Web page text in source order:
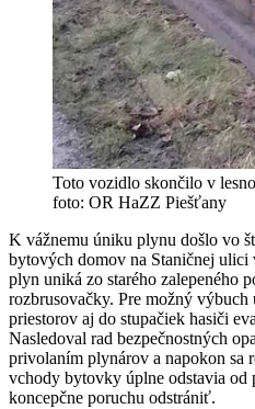
Toto vozidlo skončilo v
foto: OR HaZZ Piešťany
K vážnemu úniku plynu došlo vo
bytových domov na Staničnej
plyn uniká zo starého zalepeného
rozbrusovačky. Pre možný
priestorov aj do stupačiek hasiči
Nasledoval rad bezpečnostných
privolaním plynárov a napokon sa
vchody bytovky úplne odstavia od
koncepčne poruchu odstrániť.